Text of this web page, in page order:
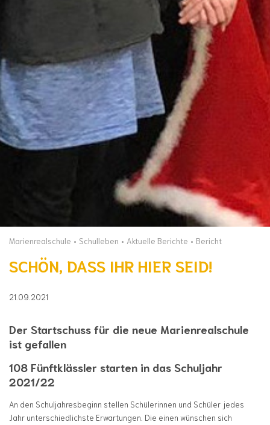
Marienrealschule Schulleben Aktuelle Berichte Bericht
SCHÖN, DASS IHR HIER SEID!
21.09.2021
Der Startschuss für die neue Marienrealschule
ist gefallen
108 Fünftklässler starten in das Schuljahr
2021/22
An den Schuljahresbeginn stellen Schülerinnen und Schüler jedes
Jahr unterschiedlichste Erwartungen. Die einen wünschen sich